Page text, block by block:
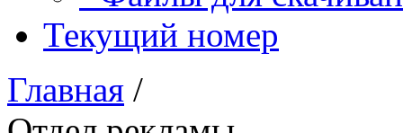
Текущий номер
Главная /